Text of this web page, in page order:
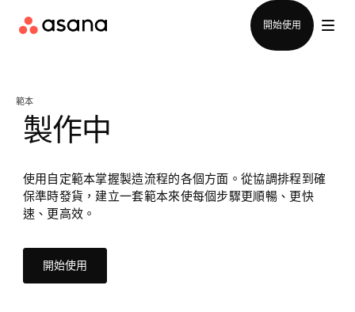
開始使用
範本
製作中
使用自定範本掌握製造流程的各個方面。從協調排程到確
保準時發貨，建立一套範本來使每個步驟更順暢、更快
速、更高效。
開始使用